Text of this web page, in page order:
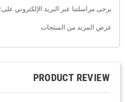
يرجى مراسلتنا عبر البريد الإلكتروني على: sales@gift-supplier.com
عرض المزيد من المنتجات
PRODUCT REVIEW